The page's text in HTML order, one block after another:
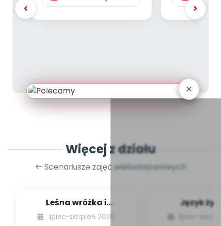
Więcej z działu
Scenariusze zajęć wieloobszarowych
Leśna wróżka i
przyjaciele
lipiec-sierpień 2026
Język